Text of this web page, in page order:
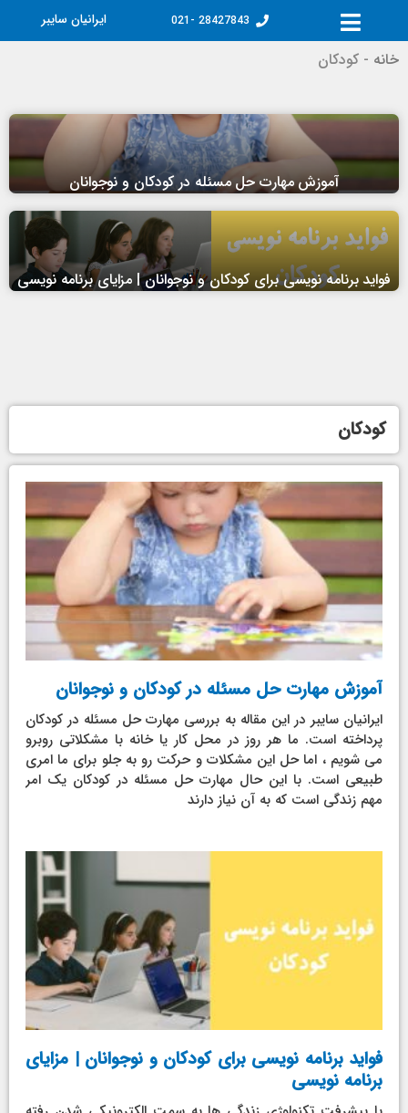
28427843 -021 ایرانیان سایبر
خانه- کودکان
آموزش مهارت حل مسئله در کودکان و نوجوانان
فواید برنامه نویسی برای کودکان و نوجوانان | مزایای برنامه نویسی
کودکان
آموزش مهارت حل مسئله در کودکان و نوجوانان
ایرانیان سایبر در این مقاله به بررسی مهارت حل مسئله در کودکان
پرداخته است. ما هر روز در محل کار یا خانه با مشکلاتی روبرو
می شویم ، اما حل این مشکلات و حرکت رو به جلو برای ما امری
طبیعی است. با این حال مهارت حل مسئله در کودکان یک امر
مهم زندگی است که به آن نیاز دارند
فواید برنامه نویسی برای کودکان و نوجوانان | مزایای
برنامه نویسی